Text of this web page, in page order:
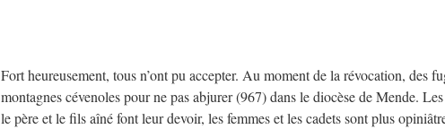
Fort heureusement, tous n’ont pu accepter. Au moment de la révocation, des
montagnes cévenoles pour ne pas abjurer (967) dans le diocèse de Mende.
le père et le fils aîné font leur devoir, les femmes et les cadets sont plus